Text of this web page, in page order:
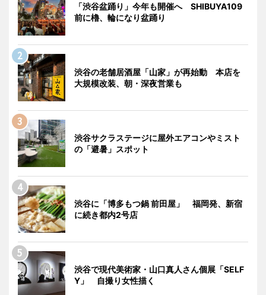
「渋谷盆踊り」今年も開催へ SHIBUYA109
前に櫓、輪になり盆踊り
渋谷の老舗居酒屋「山家」が再始動 本店を
大規模改装、朝・深夜営業も
渋谷サクラステージに屋外エアコンやミスト
の「避暑」スポット
渋谷に「博多もつ鍋 前田屋」 福岡発、新宿
に続き都内2号店
渋谷で現代美術家・山口真人さん個展「SELF
Y」 自撮り女性描く